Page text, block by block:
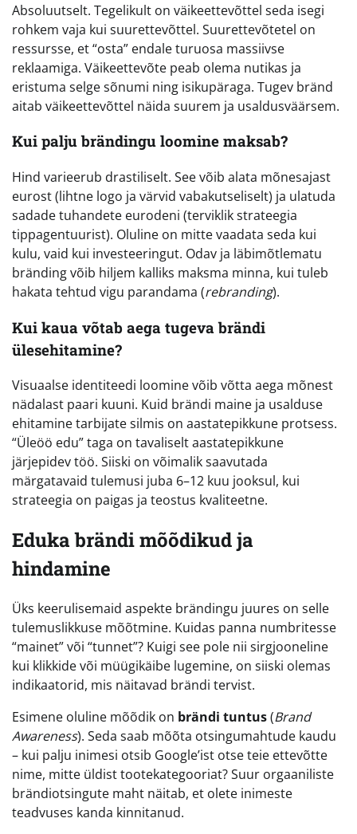
Absoluutselt. Tegelikult on väikeettevõttel seda isegi
rohkem vaja kui suurettevõttel. Suurettevõtetel on
ressursse, et “osta” endale turuosa massiivse
reklaamiga. Väikeettevõte peab olema nutikas ja
eristuma selge sõnumi ning isikupäraga. Tugev bränd
aitab väikeettevõttel näida suurem ja usaldusväärsem.
Kui palju brändingu loomine maksab?
Hind varieerub drastiliselt. See võib alata mõnesajast
eurost (lihtne logo ja värvid vabakutseliselt) ja ulatuda
sadade tuhandete eurodeni (terviklik strateegia
tippagentuurist). Oluline on mitte vaadata seda kui
kulu, vaid kui investeeringut. Odav ja läbimõtlematu
bränding võib hiljem kalliks maksma minna, kui tuleb
hakata tehtud vigu parandama (rebranding).
Kui kaua võtab aega tugeva brändi
ülesehitamine?
Visuaalse identiteedi loomine võib võtta aega mõnest
nädalast paari kuuni. Kuid brändi maine ja usalduse
ehitamine tarbijate silmis on aastatepikkune protsess.
“Üleöö edu” taga on tavaliselt aastatepikkune
järjepidev töö. Siiski on võimalik saavutada
märgatavaid tulemusi juba 6–12 kuu jooksul, kui
strateegia on paigas ja teostus kvaliteetne.
Eduka brändi mõõdikud ja
hindamine
Üks keerulisemaid aspekte brändingu juures on selle
tulemuslikkuse mõõtmine. Kuidas panna numbritesse
“mainet” või “tunnet”? Kuigi see pole nii sirgjooneline
kui klikkide või müügikäibe lugemine, on siiski olemas
indikaatorid, mis näitavad brändi tervist.
Esimene oluline mõõdik on brändi tuntus(Brand
Awareness). Seda saab mõõta otsingumahtude kaudu
– kui palju inimesi otsib Google’ist otse teie ettevõtte
nime, mitte üldist tootekategooriat? Suur orgaaniliste
brändiotsingute maht näitab, et olete inimeste
teadvuses kanda kinnitanud.